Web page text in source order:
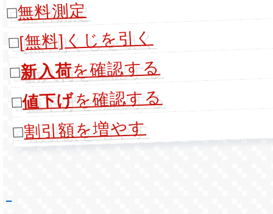
□無料測定
□[無料]くじを引く
□新入荷を確認する
□値下げを確認する
□割引額を増やす